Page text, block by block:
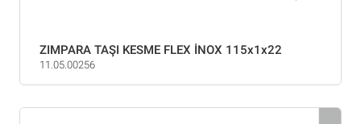
ZIMPARA TAŞI KESME FLEX İNOX 115x1x22
11.05.00256